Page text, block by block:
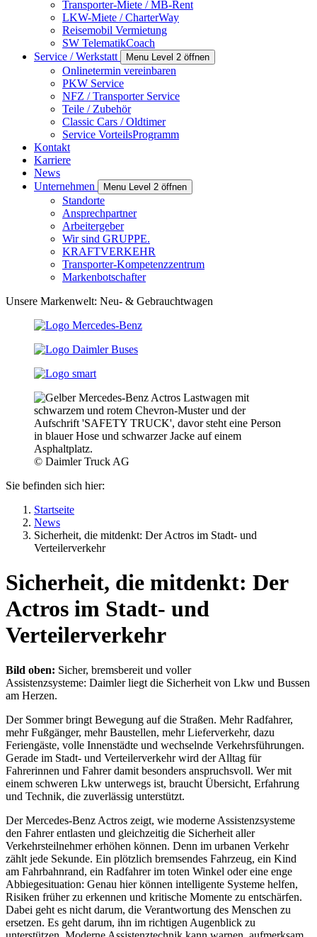
Transporter-Miete / MB-Rent
LKW-Miete / CharterWay
Reisemobil Vermietung
SW TelematikCoach
Service / Werkstatt
Menu Level 2 öffnen
Onlinetermin vereinbaren
PKW Service
NFZ / Transporter Service
Teile / Zubehör
Classic Cars / Oldtimer
Service VorteilsProgramm
Kontakt
Karriere
News
Unternehmen
Menu Level 2 öffnen
Standorte
Ansprechpartner
Arbeitergeber
Wir sind GRUPPE.
KRAFTVERKEHR
Transporter-Kompetenzzentrum
Markenbotschafter
Unsere Markenwelt: Neu- & Gebrauchtwagen
© Daimler Truck AG
Sie befinden sich hier:
Startseite
News
Sicherheit, die mitdenkt: Der Actros im Stadt- und
Verteilerverkehr
Sicherheit, die mitdenkt: Der
Actros im Stadt- und
Verteilerverkehr
Bild oben: Sicher, bremsbereit und voller
Assistenzsysteme: Daimler liegt die Sicherheit von Lkw und Bussen
am Herzen.
Der Sommer bringt Bewegung auf die Straßen. Mehr Radfahrer,
mehr Fußgänger, mehr Baustellen, mehr Lieferverkehr, dazu
Feriengäste, volle Innenstädte und wechselnde Verkehrsführungen.
Gerade im Stadt- und Verteilerverkehr wird der Alltag für
Fahrerinnen und Fahrer damit besonders anspruchsvoll. Wer mit
einem schweren Lkw unterwegs ist, braucht Übersicht, Erfahrung
und Technik, die zuverlässig unterstützt.
Der Mercedes-Benz Actros zeigt, wie moderne Assistenzsysteme
den Fahrer entlasten und gleichzeitig die Sicherheit aller
Verkehrsteilnehmer erhöhen können. Denn im urbanen Verkehr
zählt jede Sekunde. Ein plötzlich bremsendes Fahrzeug, ein Kind
am Fahrbahnrand, ein Radfahrer im toten Winkel oder eine enge
Abbiegesituation: Genau hier können intelligente Systeme helfen,
Risiken früher zu erkennen und kritische Momente zu entschärfen.
Dabei geht es nicht darum, die Verantwortung des Menschen zu
ersetzen. Es geht darum, ihn im richtigen Augenblick zu